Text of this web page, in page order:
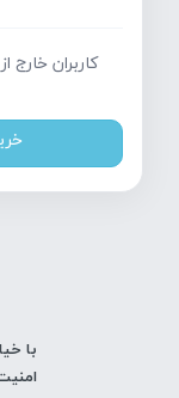
کاربران خارج
با